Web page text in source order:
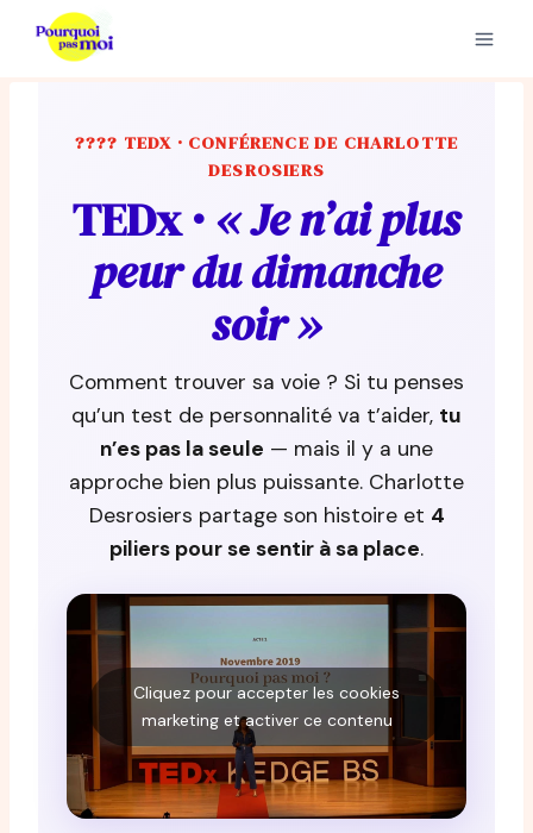
???? TEDX · CONFÉRENCE DE CHARLOTTE
DESROSIERS
TEDx ·« Je n’ai plus
peur du dimanche
soir »
Comment trouver sa voie ? Si tu penses
qu’un test de personnalité va t’aider, tu
n’es pas la seule — mais il y a une
approche bien plus puissante. Charlotte
Desrosiers partage son histoire et 4
piliers pour se sentir à sa place.
Cliquez pour accepter les cookies
marketing et activer ce contenu